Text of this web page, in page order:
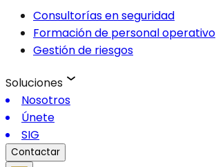
Consultorías en seguridad
Formación de personal operativo
Gestión de riesgos
Soluciones
Nosotros
Únete
SIG
Contactar